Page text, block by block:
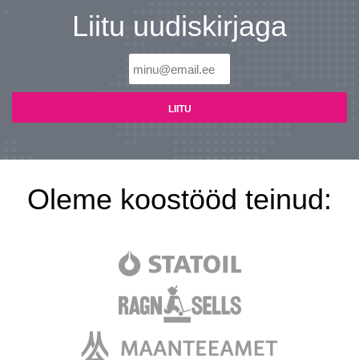
Liitu uudiskirjaga
Oleme koostööd teinud: